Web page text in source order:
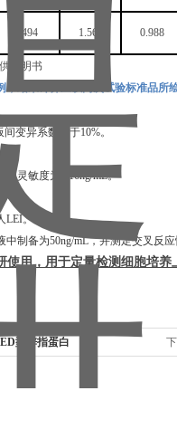
2.494 1.566 0.988
结果计算应以同次试验标准品所
间变异系数小于10%。
灵敏度为 0.16ng/mL。
LEI。
中制备为50ng/mL，并测定交叉反
使用，用于定量检测细胞培养
型锌指蛋白